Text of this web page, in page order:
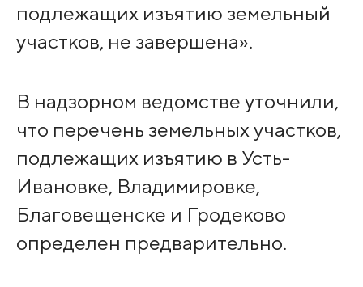
подлежащих изъятию земельный
участков, не завершена».
В надзорном ведомстве уточнили,
что перечень земельных участков,
подлежащих изъятию в Усть-
Ивановке, Владимировке,
Благовещенске и Гродеково
определен предварительно.